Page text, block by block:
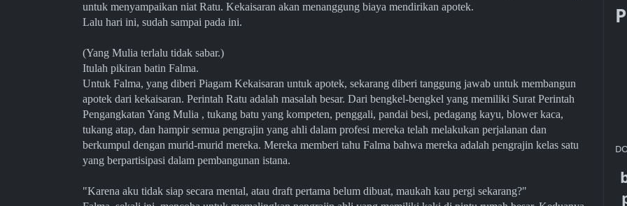
untuk menyampaikan niat Ratu. Kekaisaran akan menanggung biaya mendirikan apotek.
Lalu hari ini, sudah sampai pada ini.
(Yang Mulia terlalu tidak sabar.)
Itulah pikiran batin Falma.
Untuk Falma, yang diberi Piagam Kekaisaran untuk apotek, sekarang diberi tanggung jawab untuk membangun
apotek dari kekaisaran. Perintah Ratu adalah masalah besar. Dari bengkel-bengkel yang memiliki Surat Perintah
Pengangkatan Yang Mulia , tukang batu yang kompeten, penggali, pandai besi, pedagang kayu, blower kaca,
tukang atap, dan hampir semua pengrajin yang ahli dalam profesi mereka telah melakukan perjalanan dan
berkumpul dengan murid-murid mereka. Mereka memberi tahu Falma bahwa mereka adalah pengrajin kelas satu
yang berpartisipasi dalam pembangunan istana.
"Karena aku tidak siap secara mental, atau draft pertama belum dibuat, maukah kau pergi sekarang?"